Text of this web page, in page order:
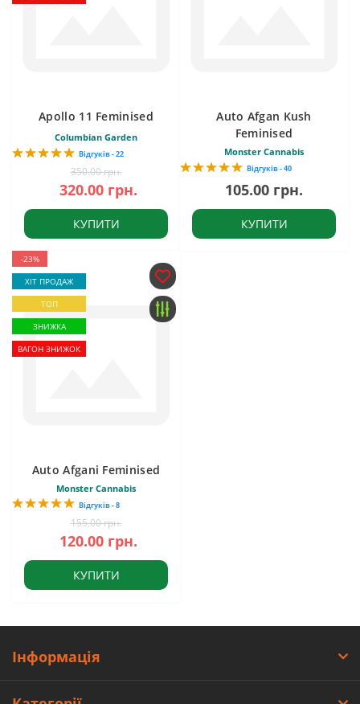
Apollo 11 Feminised
Columbian Garden
Відгуків - 22
350.00 грн.
320.00 грн.
КУПИТИ
Auto Afgan Kush
Feminised
Monster Cannabis
Відгуків - 40
105.00 грн.
КУПИТИ
-23%
ХІТ ПРОДАЖ
ТОП
ЗНИЖКА
ВАГОН ЗНИЖОК
Auto Afgani Feminised
Monster Cannabis
Відгуків - 8
155.00 грн.
120.00 грн.
КУПИТИ
Інформація